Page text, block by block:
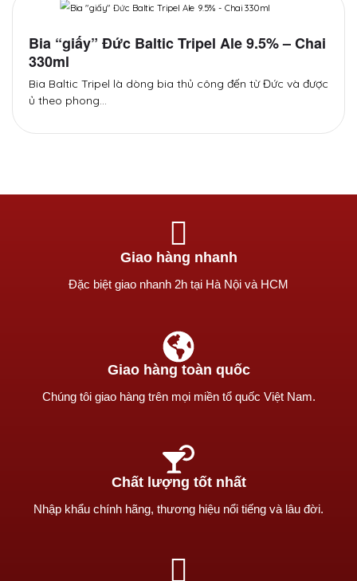
Bia “giấy” Đức Baltic Tripel Ale 9.5% – Chai
330ml
Bia Baltic Tripel là dòng bia thủ công đến từ Đức và được
ủ theo phong…
Giao hàng nhanh
Ðặc biệt giao nhanh 2h tại Hà Nội và HCM
Giao hàng toàn quốc
Chúng tôi giao hàng trên mọi miền tổ quốc Việt Nam.
Chất lượng tốt nhất
Nhập khẩu chính hãng, thương hiệu nổi tiếng và lâu đời.